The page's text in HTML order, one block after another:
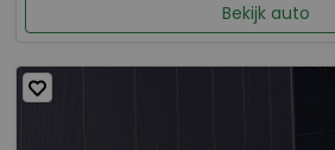
Bekijk auto